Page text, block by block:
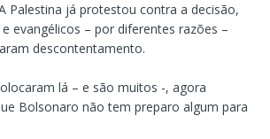
Palestina já protestou contra a decisão,
evangélicos – por diferentes razões –
descontentamento.
lá – e são muitos -, agora
Bolsonaro não tem preparo algum para